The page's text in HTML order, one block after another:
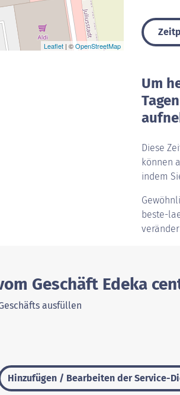
Leaflet | ©OpenStreetMap
Um
Diese
können
indem
beste-
Geschäft Edeka
ausfüllen
Hinzufügen / Bearbeiten der Service-